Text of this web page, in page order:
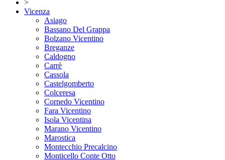
>
Vicenza
Asiago
Bassano Del Grappa
Bolzano Vicentino
Breganze
Caldogno
Carrè
Cassola
Castelgomberto
Colceresa
Cornedo Vicentino
Fara Vicentino
Isola Vicentina
Marano Vicentino
Marostica
Montecchio Precalcino
Monticello Conte Otto